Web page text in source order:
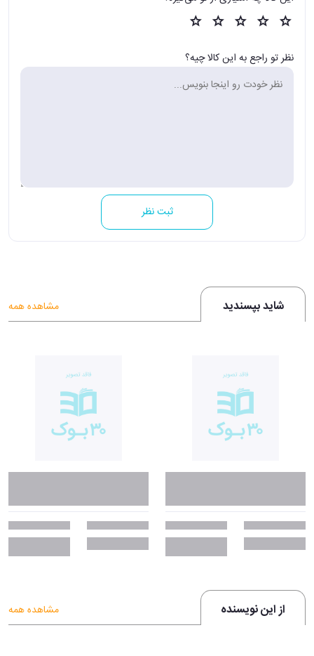
نظر تو راجع به این کالا چیه؟
ثبت نظر
شاید بپسندید مشاهده همه
از این نویسنده مشاهده همه